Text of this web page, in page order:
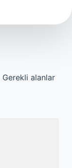
Gerekli alanlar